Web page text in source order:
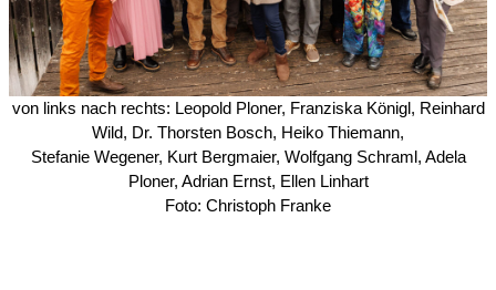
von links nach rechts: Leopold Ploner, Franziska Königl, Reinhard
Wild, Dr. Thorsten Bosch, Heiko Thiemann,
Stefanie Wegener, Kurt Bergmaier, Wolfgang Schraml, Adela
Ploner, Adrian Ernst, Ellen Linhart
Foto: Christoph Franke